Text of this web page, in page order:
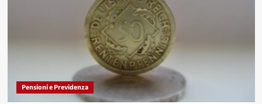
Pensioni e Previdenza